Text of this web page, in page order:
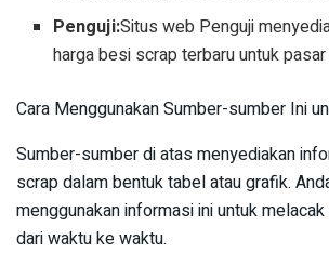
Penguji:Situs web Penguji
harga besi scrap terbaru untuk
Cara Menggunakan Sumber-sumber Ini
Sumber-sumber di atas menyediakan
scrap dalam bentuk tabel atau grafik.
menggunakan informasi ini untuk
dari waktu ke waktu.